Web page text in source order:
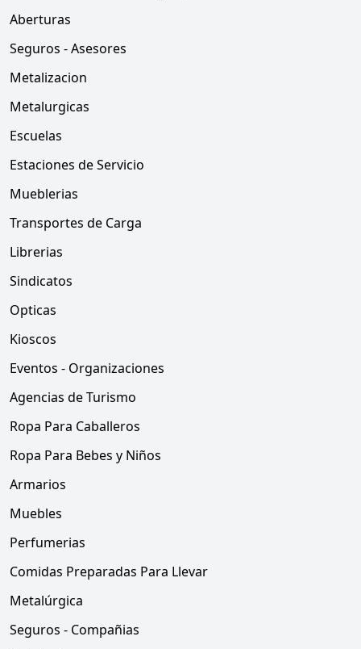
Aberturas
Seguros - Asesores
Metalizacion
Metalurgicas
Escuelas
Estaciones de Servicio
Mueblerias
Transportes de Carga
Librerias
Sindicatos
Opticas
Kioscos
Eventos - Organizaciones
Agencias de Turismo
Ropa Para Caballeros
Ropa Para Bebes y Niños
Armarios
Muebles
Perfumerias
Comidas Preparadas Para Llevar
Metalúrgica
Seguros - Compañias